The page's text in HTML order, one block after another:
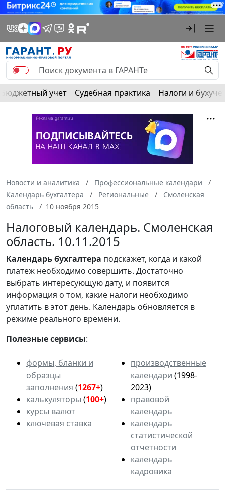
Бюджетный учет Судебная практика Налоги и
Новости и аналитика
Профессиональные календари
Календарь бухгалтера
Региональные
Смоленская
область
10 ноября 2015
Налоговый календарь. Смоленская
область. 10.11.2015
Календарьбухгалтера подскажет, когда и какой
платеж необходимо совершить. Достаточно
выбрать интересующую дату, и появится
информация о том, какие налоги необходимо
уплатить в этот день. Календарь обновляется в
режиме реального времени.
Полезные сервисы:
формы, бланки и
образцы
заполнения (1267+)
калькуляторы (100+)
курсы валют
ключевая ставка
производственные
календари (1998-
2023)
правовой
календарь
календарь
статистической
отчетности
календарь
кадровика